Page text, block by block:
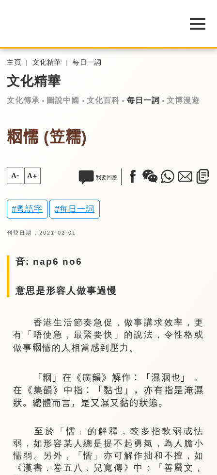
主頁 文化精華 每日一詞
文化精華
文化傳承 圖說中國 文化百科 每日一詞 文博漫遊
𥹉懦 (笠糯)
A- A+ 我要回應
粵語字 每日一詞
刊登日期 : 2021-02-01
音: nap6 no6
意思是形容人做事過慢
香港生活節奏急促，做事講求效率，更
有「唔使急，最緊要快」的說法，令性格或
做事𥹉懦的人相當感到壓力。
「𥹉」在《廣韻》解作：「濕𣲷也」 。
在《集韻》中指：「黏也」，亦有指是淹濕
狀。總體而言，是又濕又黏的狀態。
至於「懦」的解釋，較多指軟弱或怯
弱，如形容某人總是提不起勇氣，為人膽小
懦弱。另外，「懦」亦可解作拙和不擅，如
《漢書．卷五八．兒寬傳》中：「善屬文，